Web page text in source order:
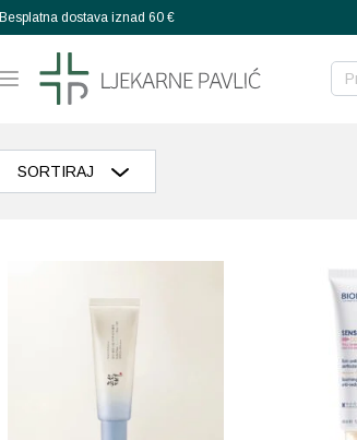
Besplatna dostava iznad 60 €
SORTIRAJ
Poredaj od zadnjeg
Razvrstaj po cijeni: manje do veće
Razvrstaj po cijeni: veće do manje